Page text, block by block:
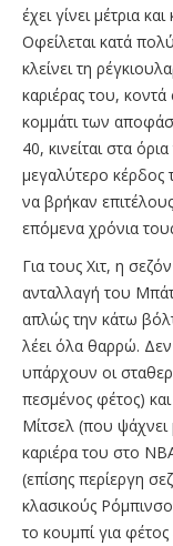
έχει γίνει μέτρια
Οφείλεται κατά
κλείνει τη
καριέρας του,
κομμάτι των
40, κινείται στα
μεγαλύτερο κέρδος
να βρήκαν
επόμενα χρόνια
Για τους Χιτ, η
ανταλλαγή του
απλώς την κάτω
λέει όλα θαρρώ. Δεν
υπάρχουν οι
πεσμένος φέτος) και
Μίτσελ (που ψάχνει
καριέρα του στο
(επίσης περίεργη
κλασικούς
το κουμπί για